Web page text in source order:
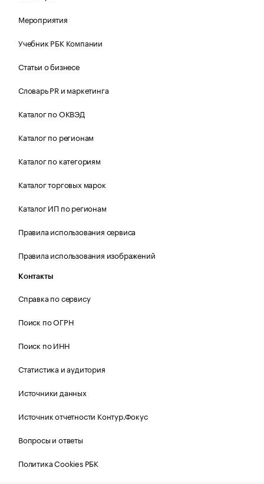
Мероприятия
Учебник РБК Компании
Статьи о бизнесе
Словарь PR и маркетинга
Каталог по ОКВЭД
Каталог по регионам
Каталог по категориям
Каталог торговых марок
Каталог ИП по регионам
Правила использования сервиса
Правила использования изображений
Контакты
Справка по сервису
Поиск по ОГРН
Поиск по ИНН
Статистика и аудитория
Источники данных
Источник отчетности Контур.Фокус
Вопросы и ответы
Политика Cookies РБК